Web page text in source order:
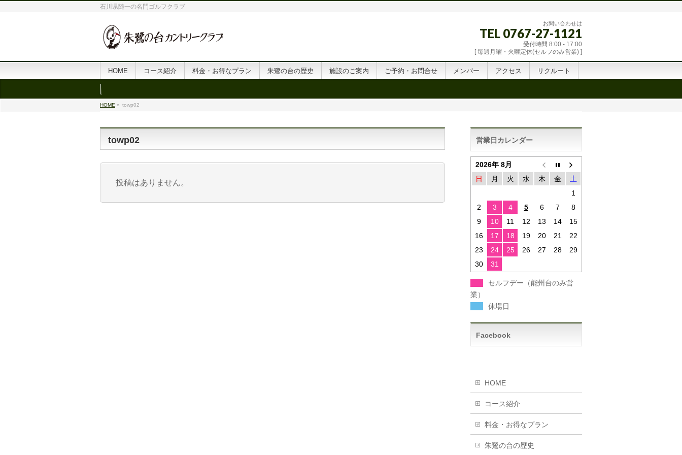
石川県随一の名門ゴルフクラブ
お問い合わせは
TEL 0767-27-1121
受付時間 8:00 - 17:00
[ 毎週月曜・火曜定休(セルフのみ営業) ]
HOME コース紹介 料金・お得なプラン 朱鷺の台の歴史 施設のご案内 ご予約・お問合せ メンバー アクセス リクルート
HOME » towp02
towp02
投稿はありません。
営業日カレンダー
2026年 8月
日
月 火 水 木 金
土
1
2
3 4 5 6 7
8
9
10 11 12 13 14
15
16
17 18 19 20 21
22
23
24 25 26 27 28
29
30
31
セルフデー（能州台のみ営
業）
休場日
Facebook
HOME
コース紹介
料金・お得なプラン
朱鷺の台の歴史